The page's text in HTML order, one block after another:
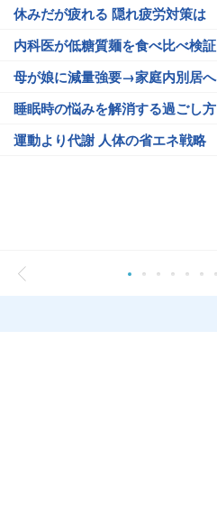
休みだが疲れる 隠れ疲労対策は
内科医が低糖質麺を食べ比べ検証
母が娘に減量強要→家庭内別居へ
睡眠時の悩みを解消する過ごし方
運動より代謝 人体の省エネ戦略